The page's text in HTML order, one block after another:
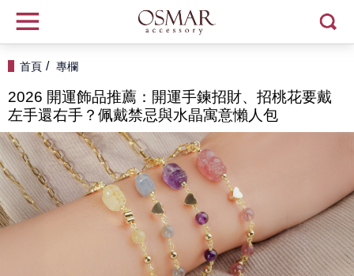
首頁 專欄
2026 開運飾品推薦：開運手鍊招財、招桃花要戴
左手還右手？佩戴禁忌與水晶寓意懶人包